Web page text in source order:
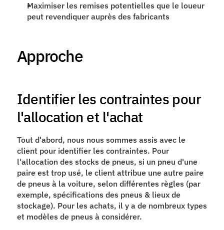
Maximiser les remises potentielles que le loueur
peut revendiquer auprès des fabricants
Approche
Identifier les contraintes pour
l'allocation et l'achat
Tout d'abord, nous nous sommes assis avec le
client pour identifier les contraintes. Pour
l'allocation des stocks de pneus, si un pneu d'une
paire est trop usé, le client attribue une autre paire
de pneus à la voiture, selon différentes règles (par
exemple, spécifications des pneus & lieux de
stockage). Pour les achats, il y a de nombreux types
et modèles de pneus à considérer.